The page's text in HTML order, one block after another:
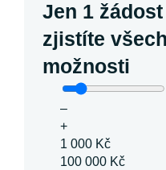
Jen 1 žádost
zjistíte
možnosti
–
+
1 000 Kč
100 000 Kč